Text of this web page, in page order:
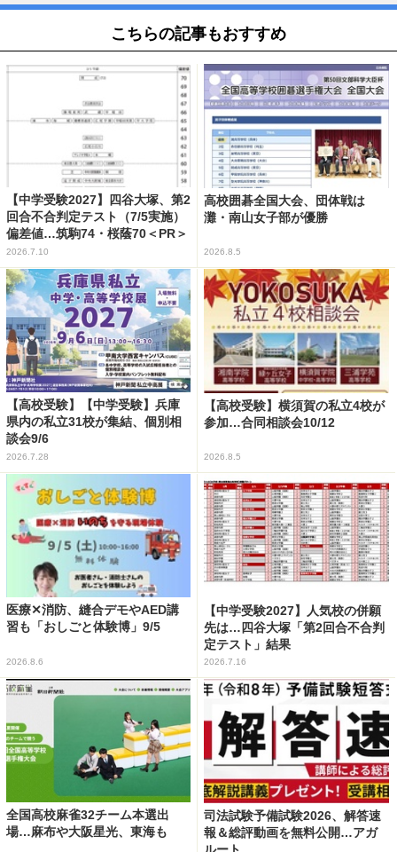
こちらの記事もおすすめ
【中学受験2027】四谷大塚、第2
回合不合判定テスト（7/5実施）
偏差値…筑駒74・桜蔭70＜PR＞
2026.7.10
高校囲碁全国大会、団体戦は
灘・南山女子部が優勝
2026.8.5
【高校受験】【中学受験】兵庫
県内の私立31校が集結、個別相
談会9/6
2026.7.28
【高校受験】横須賀の私立4校が
参加…合同相談会10/12
2026.8.5
医療✕消防、縫合デモやAED講
習も「おしごと体験博」9/5
2026.8.6
【中学受験2027】人気校の併願
先は…四谷大塚「第2回合不合判
定テスト」結果
2026.7.16
全国高校麻雀32チーム本選出
場…麻布や大阪星光、東海も
司法試験予備試験2026、解答速
報＆総評動画を無料公開…アガ